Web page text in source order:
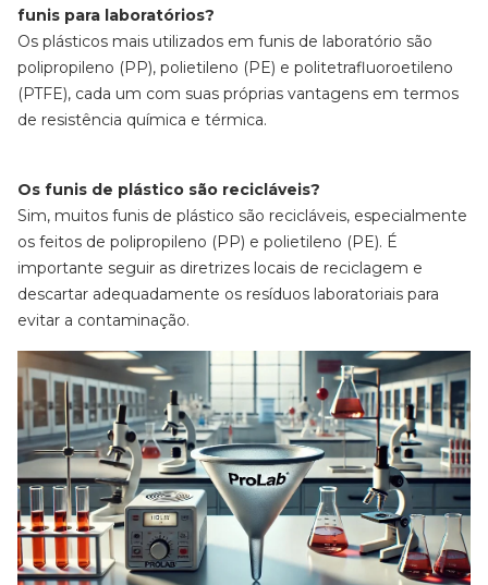
funis para laboratórios?
Os plásticos mais utilizados em funis de laboratório são
polipropileno (PP), polietileno (PE) e politetrafluoroetileno
(PTFE), cada um com suas próprias vantagens em termos
de resistência química e térmica.
Os funis de plástico são recicláveis?
Sim, muitos funis de plástico são recicláveis, especialmente
os feitos de polipropileno (PP) e polietileno (PE). É
importante seguir as diretrizes locais de reciclagem e
descartar adequadamente os resíduos laboratoriais para
evitar a contaminação.